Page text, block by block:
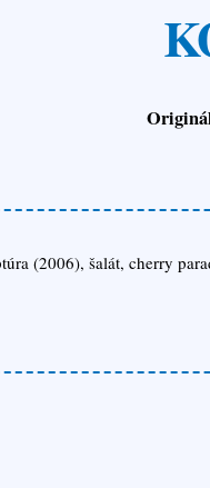
(2006), šalát, cherry